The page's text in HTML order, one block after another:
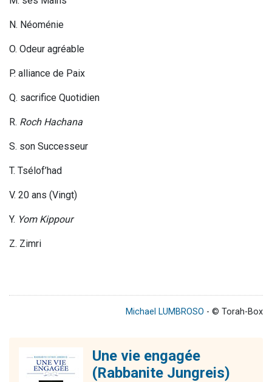
N. Néoménie
O. Odeur agréable
P. alliance de Paix
Q. sacrifice Quotidien
R. Roch Hachana
S. son Successeur
T. Tsélof’had
V. 20 ans (Vingt)
Y. Yom Kippour
Z. Zimri
Michael LUMBROSO - © Torah-Box
Une vie engagée
(Rabbanite Jungreis)